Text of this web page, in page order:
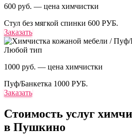
600 руб. — цена химчистки
Стул без мягкой спинки 600 РУБ.
Заказать
Любой тип
1000 руб. — цена химчистки
Пуф/Банкетка 1000 РУБ.
Заказать
Стоимость услуг
в Пушкино